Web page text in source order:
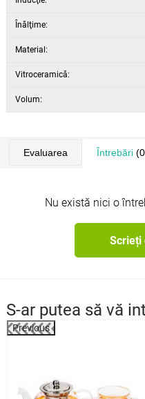
Înălţime:
Material:
Vitroceramică:
Volum:
Evaluarea Întrebări
Nu există nici o
Scrieți
S-ar putea să vă
Previous